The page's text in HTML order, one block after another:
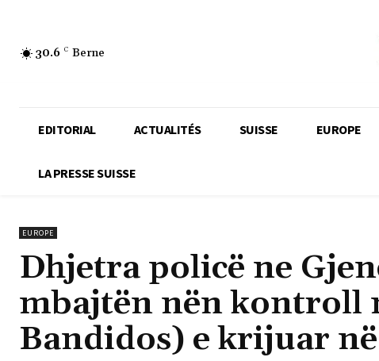
30.6 C Berne
EDITORIAL ACTUALITÉS SUISSE EUROPE
LA PRESSE SUISSE
EUROPE
Dhjetra policë ne
mbajtën nën kontroll
Bandidos) e krijuar